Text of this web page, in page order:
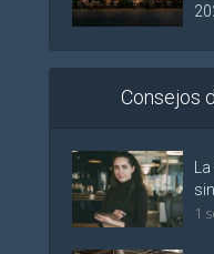
Consejos
1